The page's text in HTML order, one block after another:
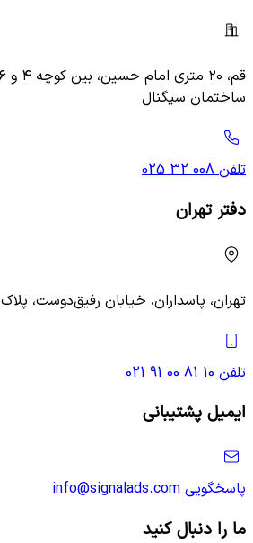
ساختمان سیگنال
تلفن 025 32 008
دفتر تهران
تهران، پاسداران، خیابان رفیق‌دوست، پلاک ۴۲، ساختمان سیگنال
تلفن 021 91 00 81 10
ایمیل پشتیبانی
پاسخگویی info@signalads.com
ما را دنبال کنید